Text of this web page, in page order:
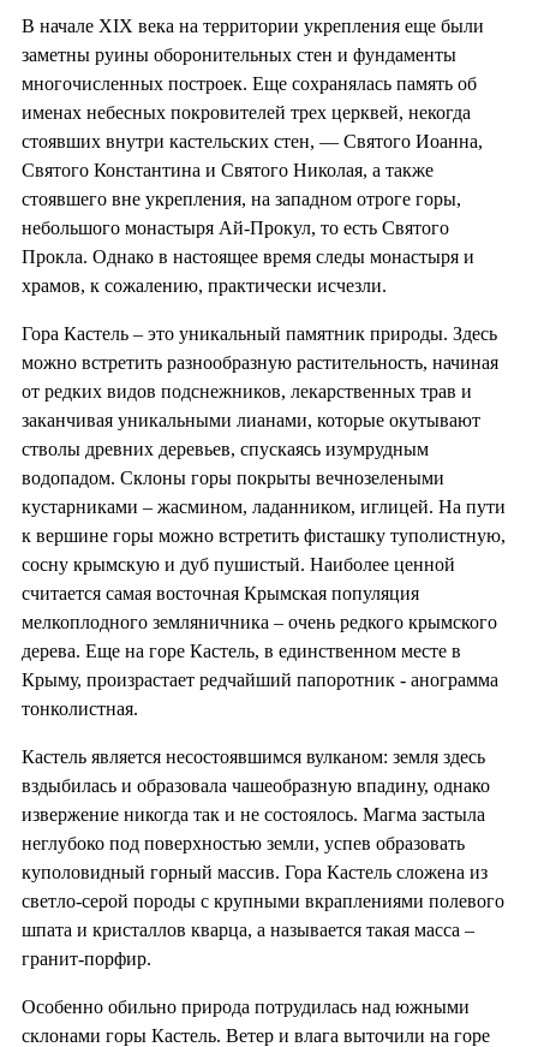
В начале XIX века на территории укрепления еще были
заметны руины оборонительных стен и фундаменты
многочисленных построек. Еще сохранялась память об
именах небесных покровителей трех церквей, некогда
стоявших внутри кастельских стен, — Святого Иоанна,
Святого Константина и Святого Николая, а также
стоявшего вне укрепления, на западном отроге горы,
небольшого монастыря Ай-Прокул, то есть Святого
Прокла. Однако в настоящее время следы монастыря и
храмов, к сожалению, практически исчезли.
Гора Кастель – это уникальный памятник природы. Здесь
можно встретить разнообразную растительность, начиная
от редких видов подснежников, лекарственных трав и
заканчивая уникальными лианами, которые окутывают
стволы древних деревьев, спускаясь изумрудным
водопадом. Склоны горы покрыты вечнозелеными
кустарниками – жасмином, ладанником, иглицей. На пути
к вершине горы можно встретить фисташку туполистную,
сосну крымскую и дуб пушистый. Наиболее ценной
считается самая восточная Крымская популяция
мелкоплодного земляничника – очень редкого крымского
дерева. Еще на горе Кастель, в единственном месте в
Крыму, произрастает редчайший папоротник - анограмма
тонколистная.
Кастель является несостоявшимся вулканом: земля здесь
вздыбилась и образовала чашеобразную впадину, однако
извержение никогда так и не состоялось. Магма застыла
неглубоко под поверхностью земли, успев образовать
куполовидный горный массив. Гора Кастель сложена из
светло-серой породы с крупными вкраплениями полевого
шпата и кристаллов кварца, а называется такая масса –
гранит-порфир.
Особенно обильно природа потрудилась над южными
склонами горы Кастель. Ветер и влага выточили на горе